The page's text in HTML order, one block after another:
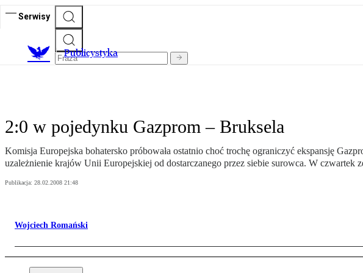
Serwisy
Publicystyka
2:0 w pojedynku Gazprom – Bruksela
Komisja Europejska bohatersko próbowała ostatnio choć trochę ograniczyć ekspansję
uzależnienie krajów Unii Europejskiej od dostarczanego przez siebie surowca. W
Publikacja: 28.02.2008 21:48
Wojciech Romański